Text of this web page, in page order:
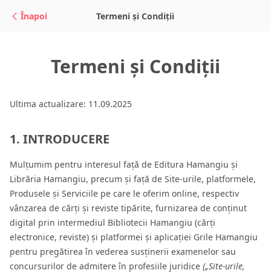
Sari la conținut
Înapoi Termeni și Condiții
Termeni și Condiții
Ultima actualizare: 11.09.2025
1. INTRODUCERE
Mulțumim pentru interesul față de Editura Hamangiu și
Librăria Hamangiu, precum și față de Site-urile, platformele,
Produsele și Serviciile pe care le oferim online, respectiv
vânzarea de cărți și reviste tipărite, furnizarea de conținut
digital prin intermediul Bibliotecii Hamangiu (cărți
electronice, reviste) și platformei și aplicației Grile Hamangiu
pentru pregătirea în vederea susținerii examenelor sau
concursurilor de admitere în profesiile juridice („Site-urile,